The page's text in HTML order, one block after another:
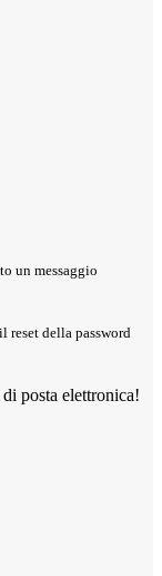
un messaggio
reset della password
posta elettronica!